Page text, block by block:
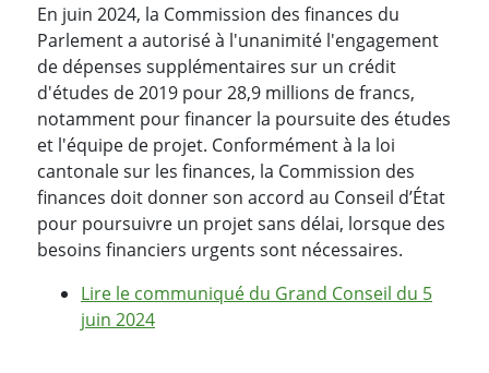
En juin 2024, la Commission des finances du
Parlement a autorisé à l'unanimité l'engagement
de dépenses supplémentaires sur un crédit
d'études de 2019 pour 28,9 millions de francs,
notamment pour financer la poursuite des études
et l'équipe de projet. Conformément à la loi
cantonale sur les finances, la Commission des
finances doit donner son accord au Conseil d’État
pour poursuivre un projet sans délai, lorsque des
besoins financiers urgents sont nécessaires.
Lire le communiqué du Grand Conseil du 5
juin 2024